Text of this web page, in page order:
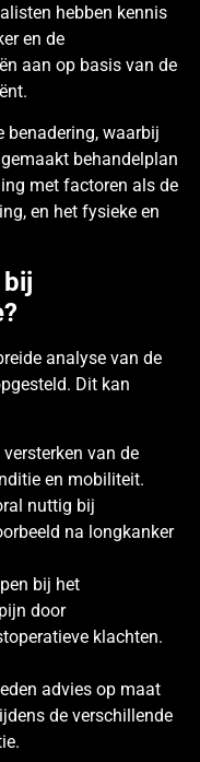
hebben kennis
en de
aan op basis van de
benadering, waarbij
behandelplan
met factoren als de
en het fysieke en
analyse van de
Dit kan
van de
en mobiliteit.
nuttig bij
na longkanker
bij het
door
klachten.
advies op maat
de verschillende